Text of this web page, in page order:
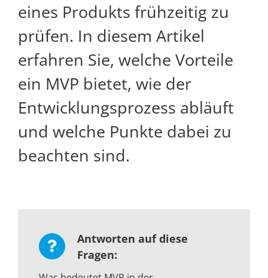
eines Produkts frühzeitig zu
prüfen. In diesem Artikel
erfahren Sie, welche Vorteile
ein MVP bietet, wie der
Entwicklungsprozess abläuft
und welche Punkte dabei zu
beachten sind.
Antworten auf diese
Fragen: